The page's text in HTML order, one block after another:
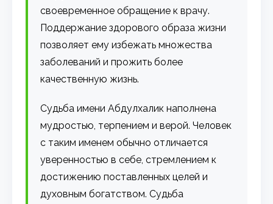
своевременное обращение к врачу.
Поддержание здорового образа жизни
позволяет ему избежать множества
заболеваний и прожить более
качественную жизнь.
Судьба имени Абдулхалик наполнена
мудростью, терпением и верой. Человек
с таким именем обычно отличается
уверенностью в себе, стремлением к
достижению поставленных целей и
духовным богатством. Судьба